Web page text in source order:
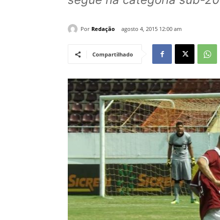
Por Redação agosto 4, 2015 12:00 am
Compartilhado